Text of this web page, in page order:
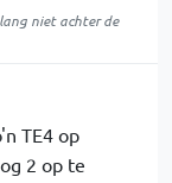
niet achter de
TE4 op
2 op te